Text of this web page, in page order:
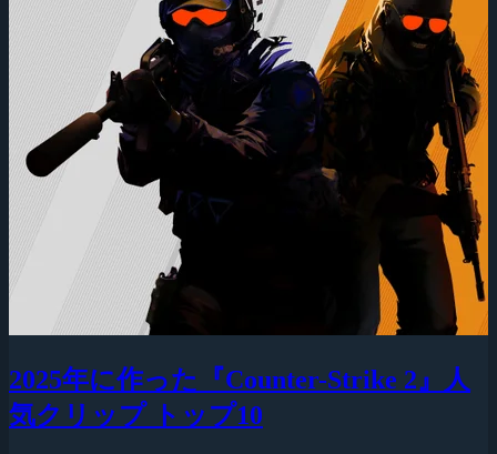
2025年に作った『Counter-Strike 2』人
気クリップ トップ10